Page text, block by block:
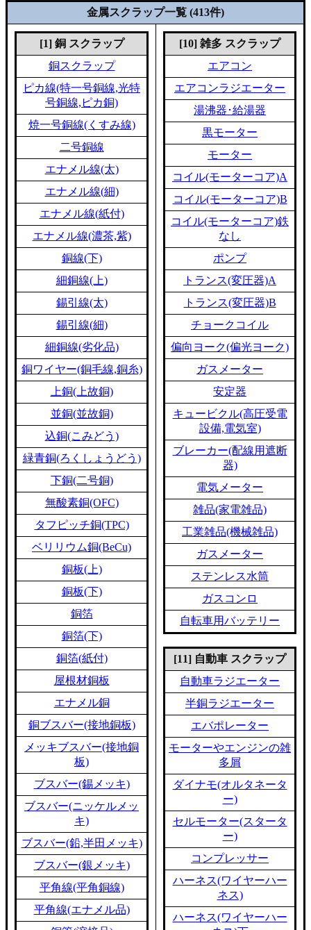
金属スクラップ一覧 (413件)
[1] 銅 スクラップ
銅スクラップ
ピカ線(特一号銅線,光特
号銅線,ピカ銅)
焼一号銅線(くすみ線)
二号銅線
エナメル線(太)
エナメル線(細)
エナメル線(紙付)
エナメル線(濃茶,紫)
銅線(下)
細銅線(上)
錫引線(太)
錫引線(細)
細銅線(劣化品)
銅ワイヤー(銅毛線,銅糸)
上銅(上故銅)
並銅(並故銅)
込銅(こみどう)
緑青銅(ろくしょうどう)
下銅(二号銅)
無酸素銅(OFC)
タフピッチ銅(TPC)
ベリリウム銅(BeCu)
銅板(上)
銅板(下)
銅箔
銅箔(下)
銅箔(紙付)
屋根材銅板
エナメル銅
銅ブスバー(接地銅板)
メッキブスバー(接地銅
板)
ブスバー(錫メッキ)
ブスバー(ニッケルメッ
キ)
ブスバー(鉛,半田メッキ)
ブスバー(銀メッキ)
平角線(平角銅線)
平角線(エナメル品)
[10] 雑多 スクラップ
エアコン
エアコンラジエーター
湯沸器･給湯器
黒モーター
モーター
コイル(モーターコア)A
コイル(モーターコア)B
コイル(モーターコア)鉄
なし
ポンプ
トランス(変圧器)A
トランス(変圧器)B
チョークコイル
偏向ヨーク(偏光ヨーク)
ガスメーター
安定器
キュービクル(高圧受電
設備,電気室)
ブレーカー(配線用遮断
器)
電気メーター
雑品(家電雑品)
工業雑品(機械雑品)
ガスメーター
ステンレス水筒
ガスコンロ
自転車用バッテリー
[11] 自動車 スクラップ
自動車ラジエーター
半銅ラジエーター
エバポレーター
モーターやエンジンの雑
多屑
ダイナモ(オルタネータ
ー)
セルモーター(スタータ
ー)
コンプレッサー
ハーネス(ワイヤーハー
ネス)
ハーネス(ワイヤーハー